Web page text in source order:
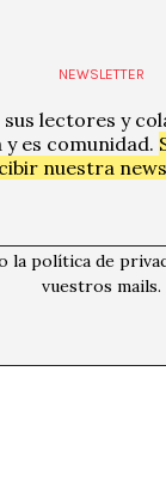
NEWSLETTER
sus lectores y
es comunidad.
nuestra
la política de
vuestros mails.